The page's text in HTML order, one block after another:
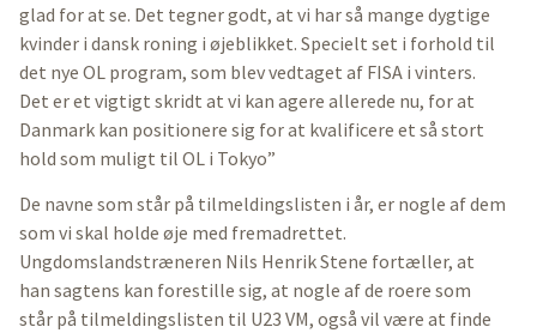
glad for at se. Det tegner godt, at vi har så mange dygtige
kvinder i dansk roning i øjeblikket. Specielt set i forhold til
det nye OL program, som blev vedtaget af FISA i vinters.
Det er et vigtigt skridt at vi kan agere allerede nu, for at
Danmark kan positionere sig for at kvalificere et så stort
hold som muligt til OL i Tokyo”
De navne som står på tilmeldingslisten i år, er nogle af dem
som vi skal holde øje med fremadrettet.
Ungdomslandstræneren Nils Henrik Stene fortæller, at
han sagtens kan forestille sig, at nogle af de roere som
står på tilmeldingslisten til U23 VM, også vil være at finde